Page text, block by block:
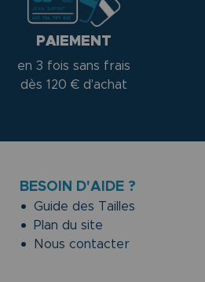
PAIEMENT
en 3 fois sans frais
dès 120 € d'achat
BESOIN D'AIDE ?
Guide des Tailles
Plan du site
Nous contacter